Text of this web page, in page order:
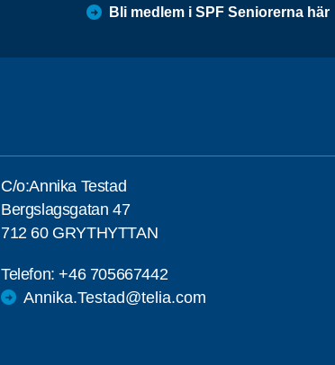
Bli medlem i SPF Seniorerna här
C/o:Annika Testad
Bergslagsgatan 47
712 60 GRYTHYTTAN
Telefon:+46 705667442
Annika.Testad@telia.com